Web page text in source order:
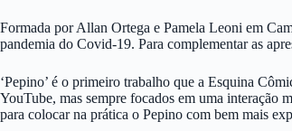
Formada por Allan Ortega e Pamela Leoni em
pandemia do Covid-19. Para complementar as
‘Pepino’ é o primeiro trabalho que a Esquina
YouTube, mas sempre focados em uma interação
para colocar na prática o Pepino com bem mais